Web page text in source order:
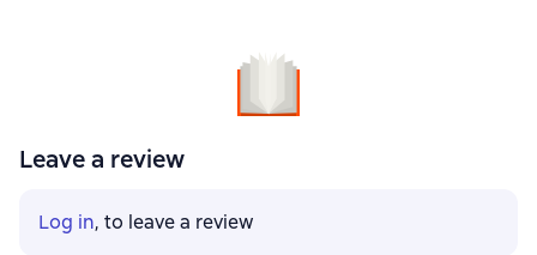
Leave a review
Log in, to leave a review